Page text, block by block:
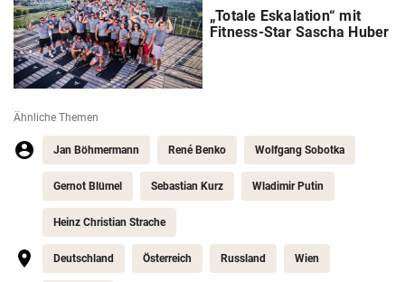
„Totale Eskalation“ mit
Fitness-Star Sascha Huber
Ähnliche Themen
Jan Böhmermann René Benko Wolfgang Sobotka
Gernot Blümel Sebastian Kurz Wladimir Putin
Heinz Christian Strache
Deutschland Österreich Russland Wien